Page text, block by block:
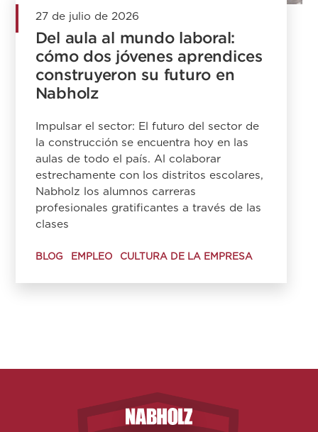
27 de julio de 2026
Del aula al mundo laboral:
cómo dos jóvenes aprendices
construyeron su futuro en
Nabholz
Impulsar el sector: El futuro del sector de
la construcción se encuentra hoy en las
aulas de todo el país. Al colaborar
estrechamente con los distritos escolares,
Nabholz los alumnos carreras
profesionales gratificantes a través de las
clases
BLOG EMPLEO CULTURA DE LA EMPRESA
Nabholz Construction